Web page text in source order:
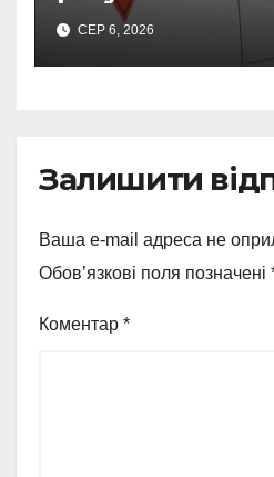
500-
росіян
СЕР 6, 2026
Залишити
Ваша e-mail адреса не
Обов’язкові поля позначені
Коментар *